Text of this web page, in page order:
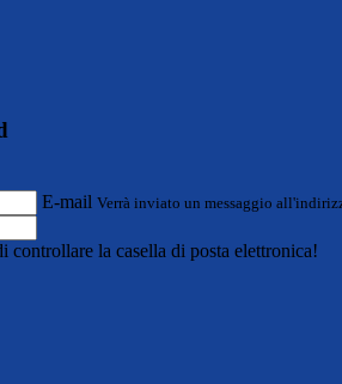
E-mail Verrà inviato un messaggio
controllare la casella di posta elettronica!